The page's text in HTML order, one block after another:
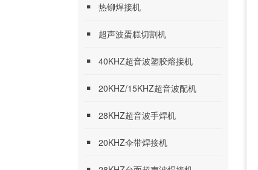
热铆焊接机
超声波蛋糕切割机
40KHZ超音波塑胶熔接机
20KHZ/15KHZ超音波配机
28KHZ超音波手焊机
20KHZ伞带焊接机